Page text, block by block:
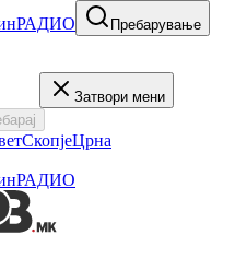
РАДИО Пребарување
Затвори мени
СкопјеЦрна
РАДИО